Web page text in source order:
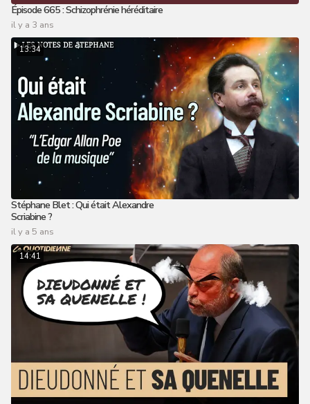
Épisode 665 : Schizophrénie héréditaire
il y a 3 ans
13:34
Stéphane Blet : Qui était Alexandre
Scriabine ?
il y a 5 ans
14:41